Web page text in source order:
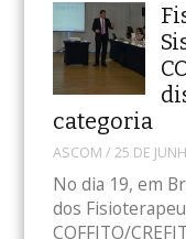
categoria
ASCOM / 25 DE
No dia 19, em
dos
COFFITO/